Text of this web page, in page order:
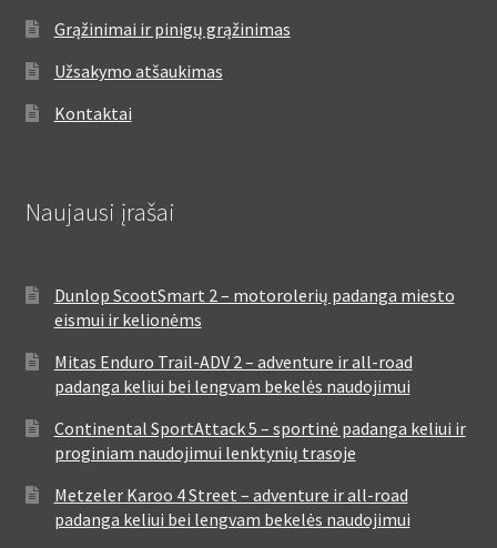
Grąžinimai ir pinigų grąžinimas
Užsakymo atšaukimas
Kontaktai
Naujausi įrašai
Dunlop ScootSmart 2 – motorolerių padanga miesto
eismui ir kelionėms
Mitas Enduro Trail-ADV 2 – adventure ir all-road
padanga keliui bei lengvam bekelės naudojimui
Continental SportAttack 5 – sportinė padanga keliui ir
proginiam naudojimui lenktynių trasoje
Metzeler Karoo 4 Street – adventure ir all-road
padanga keliui bei lengvam bekelės naudojimui